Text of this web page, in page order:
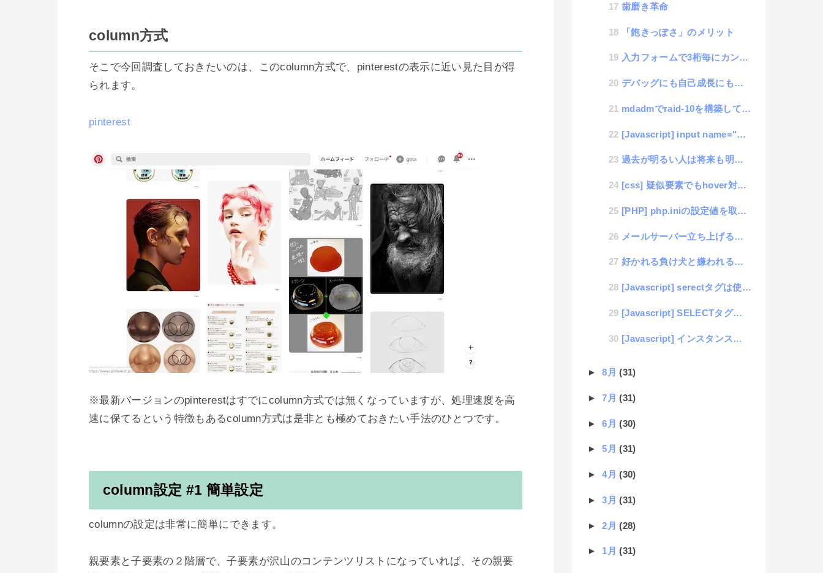
column方式
そこで今回調査しておきたいのは、このcolumn方式で、pinterestの表示に近い見た目が得
られます。
pinterest
※最新バージョンのpinterestはすでにcolumn方式では無くなっていますが、処理速度を高
速に保てるという特徴もあるcolumn方式は是非とも極めておきたい手法のひとつです。
column設定 #1 簡単設定
columnの設定は非常に簡単にできます。
親要素と子要素の２階層で、子要素が沢山のコンテンツリストになっていれば、その親要
歯磨き革命
「飽きっぽさ」のメリット
入力フォームで3桁毎にカンマを自動で入れてくれる補助ライブラリ : 3-Digit-Separator
デバッグにも自己成長にも役立つ「ラバーダッキング」
mdadmでraid-10を構築していたのにサーバー再起動したら認識しなくなった時の修復方法
[Javascript] input name="date"を使いたくない人の為のカレンダーライブラリ
過去が明るい人は将来も明るい、記憶で人生が決まる考え方
[css] 疑似要素でもhover対応できるよ
[PHP] php.iniの設定値を取得するini_getを便利に使う方法
メールサーバー立ち上げるならVirtualサーバーが便利
好かれる負け犬と嫌われる勝ち組
[Javascript] serectタグは使いづらい、選択も入力もできるフォーム構築ができる「pu...
[Javascript] SELECTタグの追加と削除と変更のスマートなコーディング
[Javascript] インスタンスのローカル変数の使い方を間違っていたので再度理解した話
►8月(31)
►7月(31)
►6月(30)
►5月(31)
►4月(30)
►3月(31)
►2月(28)
► 1月(31)